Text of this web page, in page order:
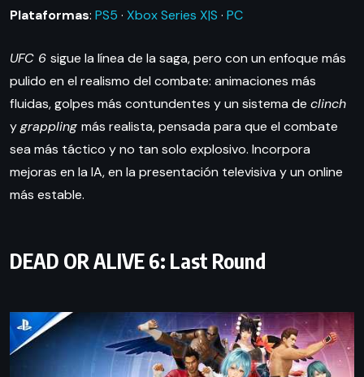
Plataformas: PS5 · Xbox Series X|S · PC
UFC 6 sigue la línea de la saga, pero con un enfoque más
pulido en el realismo del combate: animaciones más
fluidas, golpes más contundentes y un sistema de clinch
ygrappling más realista, pensada para que el combate
sea más táctico y no tan solo explosivo. Incorpora
mejoras en la IA, en la presentación televisiva y un online
más estable.
DEAD OR ALIVE 6: Last Round